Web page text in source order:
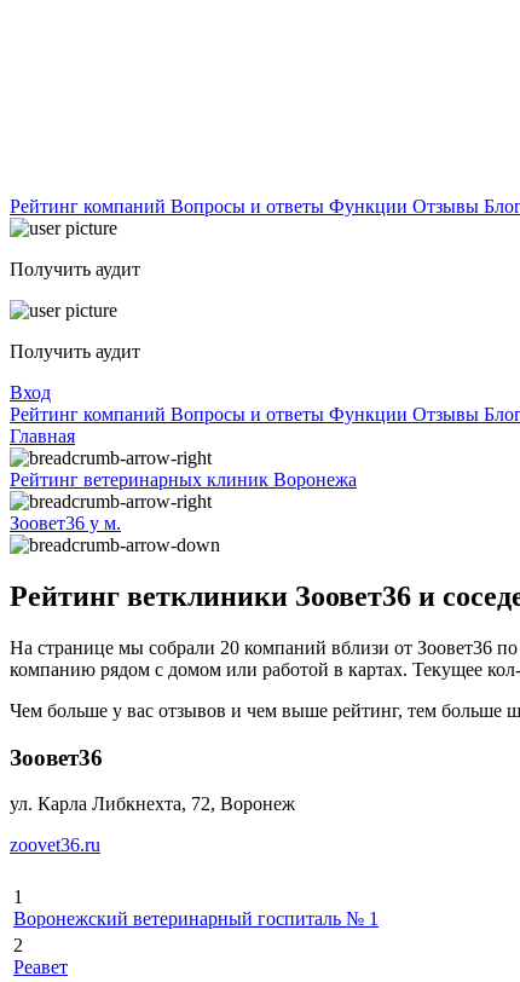
Рейтинг компаний Вопросы и ответы Функции Отзывы
Получить аудит
Получить аудит
Вход
Рейтинг компаний Вопросы и ответы Функции Отзывы
Главная
Рейтинг ветеринарных клиник Воронежа
Зоовет36 у м.
Рейтинг ветклиники Зоовет36 и
На странице мы собрали 20 компаний вблизи от Зоовет36
компанию рядом с домом или работой в картах. Текущее
Чем больше у вас отзывов и чем выше рейтинг, тем больше
Зоовет36
ул. Карла Либкнехта, 72, Воронеж
zoovet36.ru
1
Воронежский ветеринарный госпиталь № 1
2
Реавет